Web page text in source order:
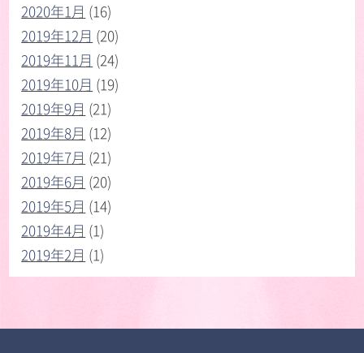
2020年1月 (16)
2019年12月 (20)
2019年11月 (24)
2019年10月 (19)
2019年9月 (21)
2019年8月 (12)
2019年7月 (21)
2019年6月 (20)
2019年5月 (14)
2019年4月 (1)
2019年2月 (1)